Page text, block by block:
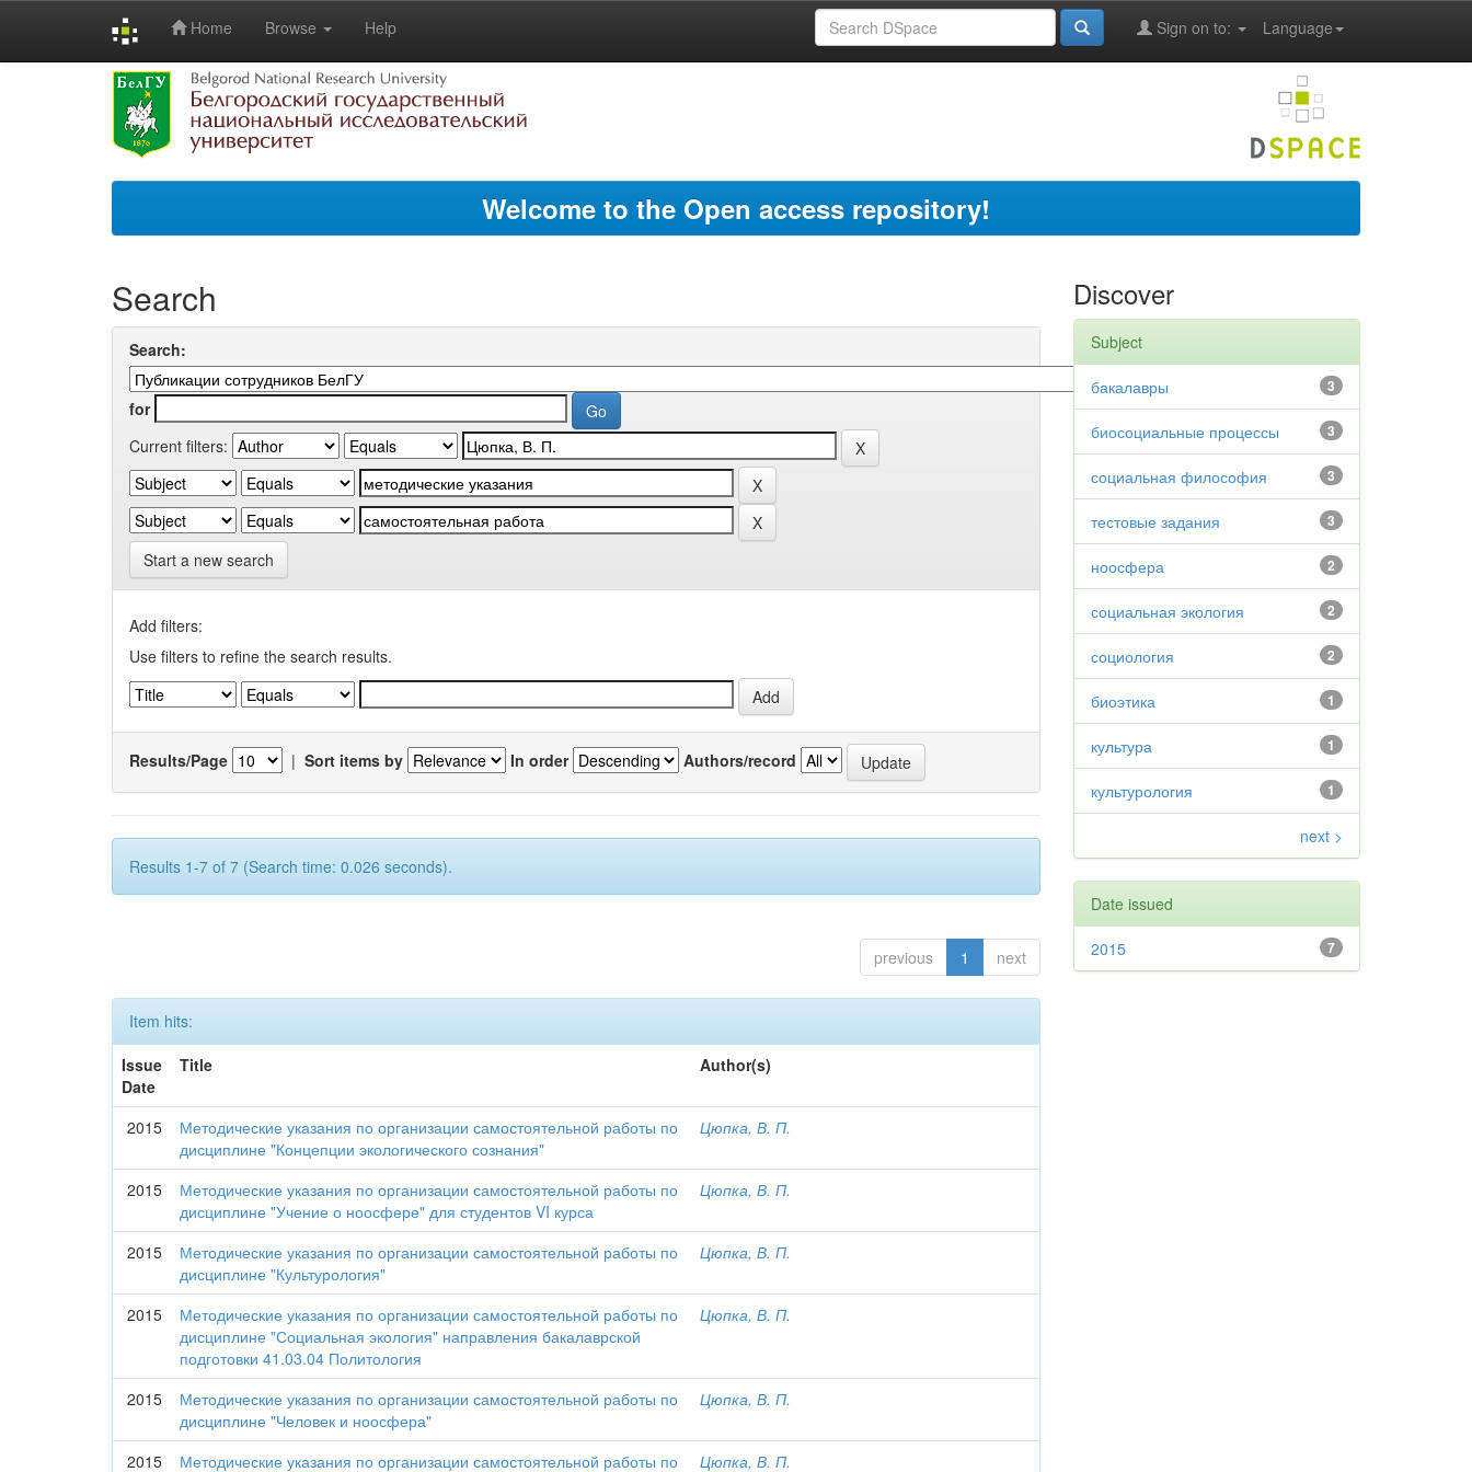
Home Browse Help Language
Sign on to:
Welcome to the Open access repository!
Search
Search:
for
Current filters:
Start a new search
Add filters:
Use filters to refine the search results.
Results/Page | Sort items by In order Authors/record
Results 1-7 of 7 (Search time: 0.026 seconds).
previous 1 next
Item hits:
Issue
Date
Title Author(s)
2015
Методические указания по организации самостоятельной работы по
дисциплине "Концепции экологического сознания"
Цюпка, В. П.
2015
Методические указания по организации самостоятельной работы по
дисциплине "Учение о ноосфере" для студентов VI курса
Цюпка, В. П.
2015
Методические указания по организации самостоятельной работы по
дисциплине "Культурология"
Цюпка, В. П.
2015
Методические указания по организации самостоятельной работы по
дисциплине "Социальная экология" направления бакалаврской
подготовки 41.03.04 Политология
Цюпка, В. П.
2015
Методические указания по организации самостоятельной работы по
дисциплине "Человек и ноосфера"
Цюпка, В. П.
2015 Методические указания по организации самостоятельной работы по Цюпка, В. П.
Discover
Subject
3
бакалавры
3
биосоциальные процессы
3
социальная философия
3
тестовые задания
2
ноосфера
2
социальная экология
2
социология
1
биоэтика
1
культура
1
культурология
next >
Date issued
7
2015